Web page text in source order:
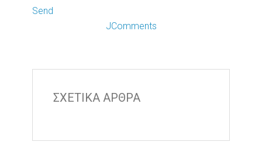
Send
JComments
ΣΧΕΤΙΚΑ ΑΡΘΡΑ